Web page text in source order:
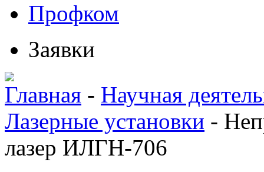
Профком
Заявки
Главная - Научная
Лазерные установки -
лазер ИЛГН-706